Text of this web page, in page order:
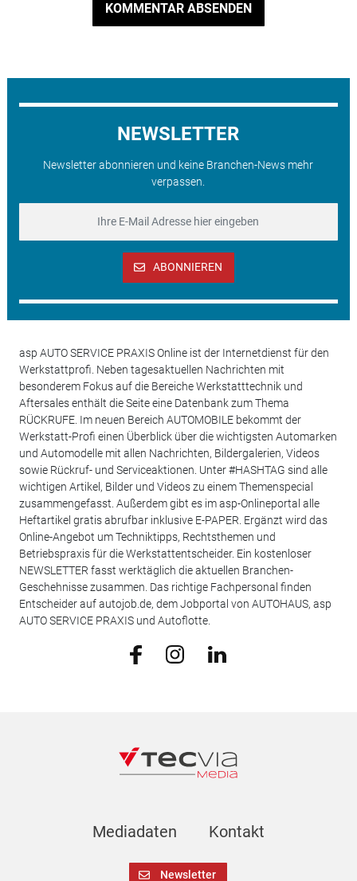
KOMMENTAR ABSENDEN
NEWSLETTER
Newsletter abonnieren und keine Branchen-News mehr
verpassen.
ABONNIEREN
asp AUTO SERVICE PRAXIS Online ist der Internetdienst für den
Werkstattprofi. Neben tagesaktuellen Nachrichten mit
besonderem Fokus auf die Bereiche Werkstatttechnik und
Aftersales enthält die Seite eine Datenbank zum Thema
RÜCKRUFE. Im neuen Bereich AUTOMOBILE bekommt der
Werkstatt-Profi einen Überblick über die wichtigsten Automarken
und Automodelle mit allen Nachrichten, Bildergalerien, Videos
sowie Rückruf- und Serviceaktionen. Unter #HASHTAG sind alle
wichtigen Artikel, Bilder und Videos zu einem Themenspecial
zusammengefasst. Außerdem gibt es im asp-Onlineportal alle
Heftartikel gratis abrufbar inklusive E-PAPER. Ergänzt wird das
Online-Angebot um Techniktipps, Rechtsthemen und
Betriebspraxis für die Werkstattentscheider. Ein kostenloser
NEWSLETTER fasst werktäglich die aktuellen Branchen-
Geschehnisse zusammen. Das richtige Fachpersonal finden
Entscheider auf autojob.de, dem Jobportal von AUTOHAUS, asp
AUTO SERVICE PRAXIS und Autoflotte.
Mediadaten Kontakt
Newsletter